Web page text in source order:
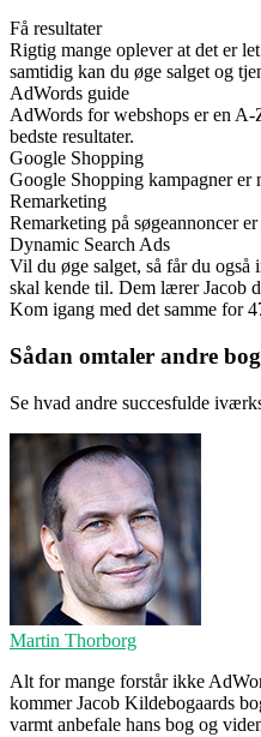
Få resultater
Rigtig mange oplever at det er
samtidig kan du øge salget og
AdWords guide
AdWords for webshops er en
bedste resultater.
Google Shopping
Google Shopping kampagner
Remarketing
Remarketing på søgeannoncer
Dynamic Search Ads
Vil du øge salget, så får du
skal kende til. Dem lærer Jacob
Kom igang med det samme for
Sådan omtaler andre
Se hvad andre succesfulde
Martin Thorborg
Alt for mange forstår ikke
kommer Jacob Kildebogaards
varmt anbefale hans bog og